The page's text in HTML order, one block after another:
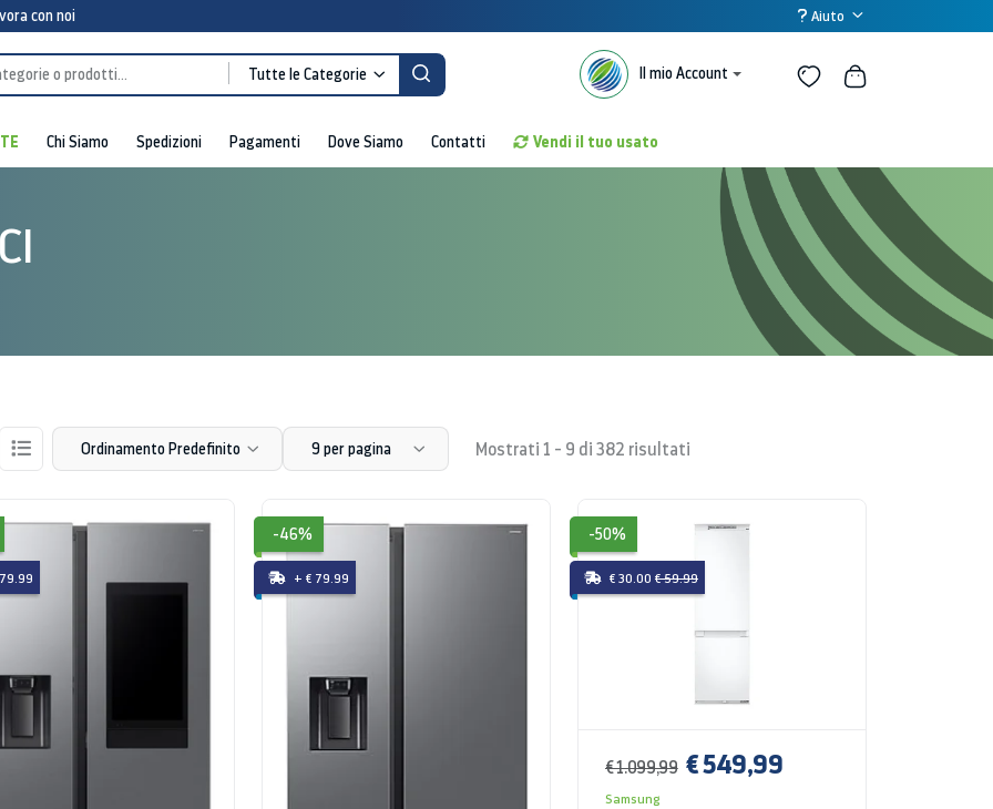
con noi Aiuto
Tutte le Categorie Il mio Account
Chi Siamo Spedizioni Pagamenti Dove Siamo Contatti Vendi il tuo usato
Ordinamento Predefinito 9 per pagina Mostrati 1 - 9 di 382 risultati
-46%
+ € 79.99
-50%
€ 30.00 € 59.99
€ 1.099,99 € 549,99
Samsung